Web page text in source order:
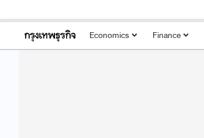
Economics Finance